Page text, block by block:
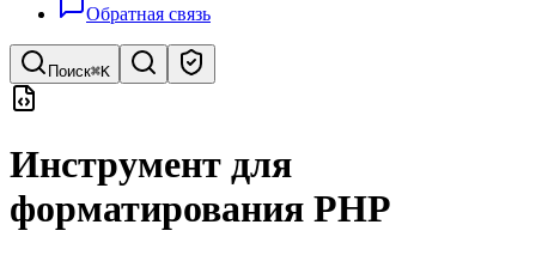
Обратная связь
Поиск⌘K
Поиск инструментов
Быстрый поиск инструментов
Инструмент для
форматирования PHP